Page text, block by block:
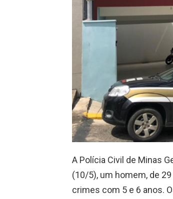
A Polícia Civil de Minas
(10/5), um homem, de
crimes com 5 e 6 anos.